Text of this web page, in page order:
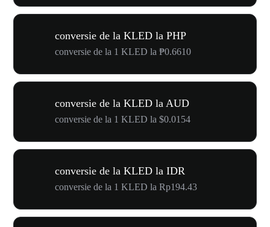
conversie de la KLED la PHP
conversie de la 1 KLED la ₱0.6610
conversie de la KLED la AUD
conversie de la 1 KLED la $0.0154
conversie de la KLED la IDR
conversie de la 1 KLED la Rp194.43